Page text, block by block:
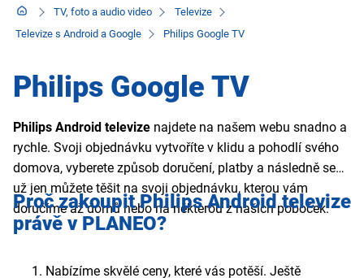
TV, foto a audio video
Televize
Televize s Android a Google
Philips Google TV
Philips Google TV
Philips Android televize najdete na našem webu snadno a
rychle. Svoji objednávku vytvoříte v klidu a pohodlí svého
domova, vyberete způsob doručení, platby a následně se
už jen můžete těšit na svoji objednávku, kterou vám
doručíme až domů nebo na některou z našich poboček.
Proč zakoupit Philips Android televize
právě v PLANEO?
Nabízíme skvělé ceny, které vás potěší. Ještě